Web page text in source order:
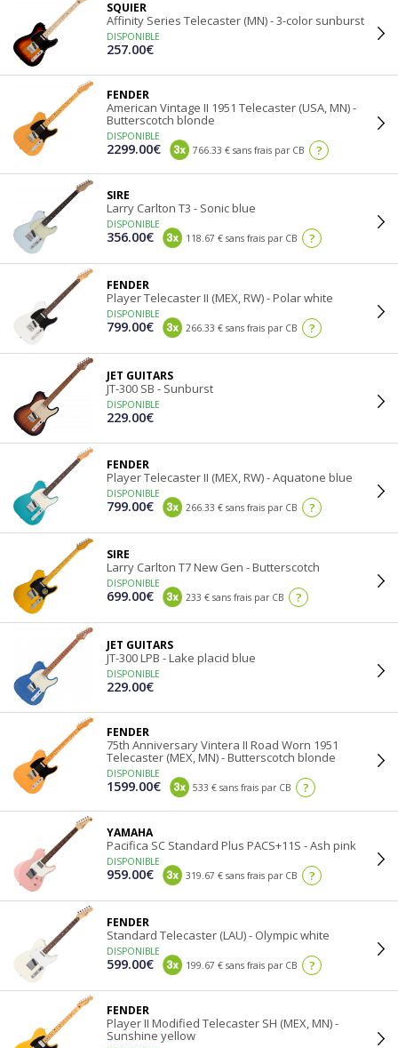
SQUIER
Affinity Series Telecaster (MN) - 3-color sunburst
DISPONIBLE
257.00€
FENDER
American Vintage II 1951 Telecaster (USA, MN) -
Butterscotch blonde
DISPONIBLE
2299.00€ 766.33 € sans frais par CB ?
SIRE
Larry Carlton T3 - Sonic blue
DISPONIBLE
356.00€ 118.67 € sans frais par CB ?
FENDER
Player Telecaster II (MEX, RW) - Polar white
DISPONIBLE
799.00€ 266.33 € sans frais par CB ?
JET GUITARS
JT-300 SB - Sunburst
DISPONIBLE
229.00€
FENDER
Player Telecaster II (MEX, RW) - Aquatone blue
DISPONIBLE
799.00€ 266.33 € sans frais par CB ?
SIRE
Larry Carlton T7 New Gen - Butterscotch
DISPONIBLE
699.00€ 233 € sans frais par CB ?
JET GUITARS
JT-300 LPB - Lake placid blue
DISPONIBLE
229.00€
FENDER
75th Anniversary Vintera II Road Worn 1951
Telecaster (MEX, MN) - Butterscotch blonde
DISPONIBLE
1599.00€ 533 € sans frais par CB ?
YAMAHA
Pacifica SC Standard Plus PACS+11S - Ash pink
DISPONIBLE
959.00€ 319.67 € sans frais par CB ?
FENDER
Standard Telecaster (LAU) - Olympic white
DISPONIBLE
599.00€ 199.67 € sans frais par CB ?
FENDER
Player II Modified Telecaster SH (MEX, MN) -
Sunshine yellow